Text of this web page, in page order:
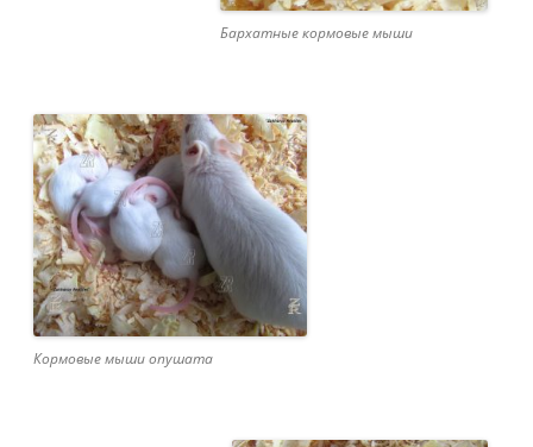
Бархатные кормовые мыши
Кормовые мыши опушата